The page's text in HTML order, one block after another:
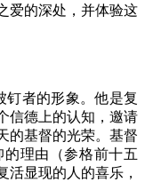
爱的深处，并体验这
钉者的形象。他是复
信德上的认知，邀请
的基督的光荣。基督
理由（参格前十五
活显现的人的喜乐，